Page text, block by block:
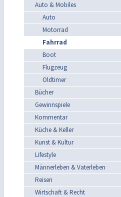
Auto & Mobiles
Auto
Motorrad
Fahrrad
Boot
Flugzeug
Oldtimer
Bücher
Gewinnspiele
Kommentar
Küche & Keller
Kunst & Kultur
Lifestyle
Männerleben & Vaterleben
Reisen
Wirtschaft & Recht